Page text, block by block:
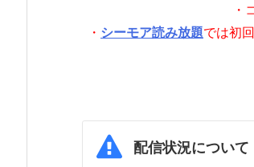
・
・ シーモア読み放題では初
配信状況について